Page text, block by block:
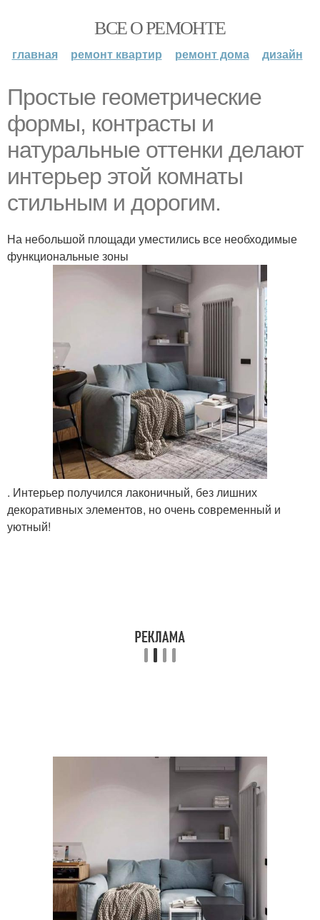
ВСЕ О РЕМОНТЕ
главная ремонт квартир ремонт дома дизайн
Простые геометрические
формы, контрасты и
натуральные оттенки делают
интерьер этой комнаты
стильным и дорогим.
На небольшой площади уместились все необходимые
функциональные зоны
. Интерьер получился лаконичный, без лишних
декоративных элементов, но очень современный и
уютный!